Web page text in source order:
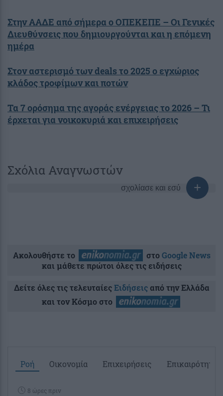
Στην ΑΑΔΕ από σήμερα ο ΟΠΕΚΕΠΕ – Οι Γενικές
Διευθύνσεις που δημιουργούνται και η επόμενη
ημέρα
Στον αστερισμό των deals το 2025 ο εγχώριος
κλάδος τροφίμων και ποτών
Τα 7 ορόσημα της αγοράς ενέργειας το 2026 – Τι
έρχεται για νοικοκυριά και επιχειρήσεις
Σχόλια Αναγνωστών
σχολίασε και εσύ
Ακολουθήστε το στοGoogle News
και μάθετε πρώτοι όλες τις ειδήσεις
Δείτε όλες τις τελευταίεςΕιδήσειςαπό την Ελλάδα
και τον Κόσμο στο
Ροή Οικονομία Επιχειρήσεις Επικαιρότητα
8 ώρες πριν